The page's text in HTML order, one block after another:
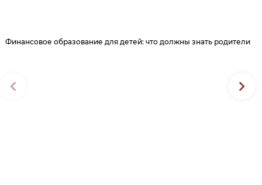
Финансовое образование для детей: что должны знать родители